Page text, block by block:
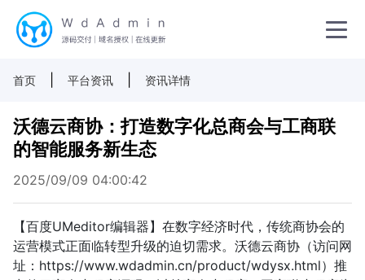
首页 平台资讯 资讯详情
沃德云商协：打造数字化总商会与工商联
的智能服务新生态
2025/09/09 04:00:42
【百度UMeditor编辑器】在数字经济时代，传统商协会的
运营模式正面临转型升级的迫切需求。沃德云商协（访问网
址：https://www.wdadmin.cn/product/wdysx.html）推